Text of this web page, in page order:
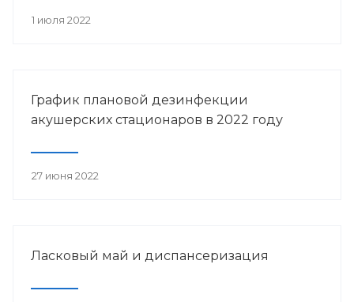
1 июля 2022
График плановой дезинфекции
акушерских стационаров в 2022 году
27 июня 2022
Ласковый май и диспансеризация